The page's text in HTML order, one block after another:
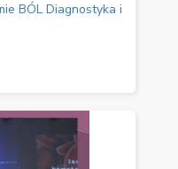
BÓL Diagnostyka i